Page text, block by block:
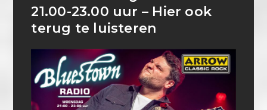
21.00-23.00 uur – Hier ook
terug te luisteren